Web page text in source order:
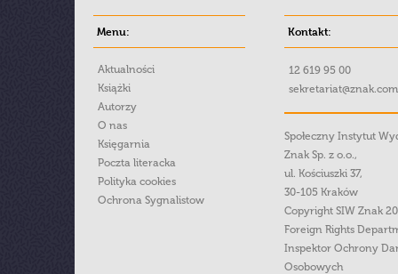
Menu:
Aktualności
Książki
Autorzy
O nas
Księgarnia
Poczta literacka
Polityka cookies
Ochrona Sygnalistow
Kontakt:
12 619 95 00
Społeczny Instytut
Znak Sp. z o.o.,
ul. Kościuszki 37,
30-105 Kraków
Copyright SIW Znak
Foreign Rights
Inspektor Ochrony
Osobowych